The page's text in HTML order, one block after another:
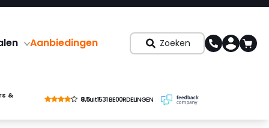
Aanbiedingen Zoeken
&
8,5uit1531 BE00RDELINGEN